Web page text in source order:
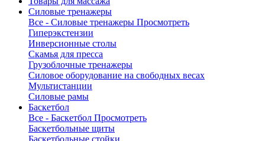
Силовые тренажеры
Все - Силовые тренажеры Просмотреть
Гиперэкстензии
Инверсионные столы
Скамья для пресса
Грузоблочные тренажеры
Силовое оборудование на свободных весах
Мультистанции
Силовые рамы
Баскетбол
Все - Баскетбол Просмотреть
Баскетбольные щиты
Баскетбольные стойки